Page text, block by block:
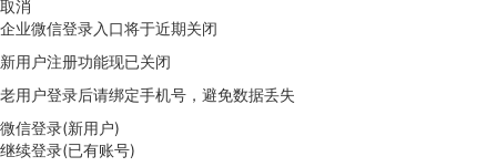
取消
企业微信登录入口将于近期关闭
新用户注册功能现已关闭
老用户登录后请绑定手机号，避免数据丢失
微信登录(新用户)
继续登录(已有账号)